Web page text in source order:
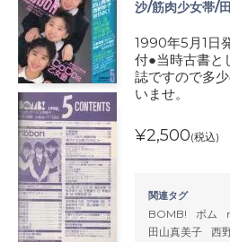
沙/筋肉少女帯/
1990年5月1日
付●当時古書と
誌ですので多
いませ。
¥2,500(税込)
関連タグ
BOMB! ボム
田山真美子
西